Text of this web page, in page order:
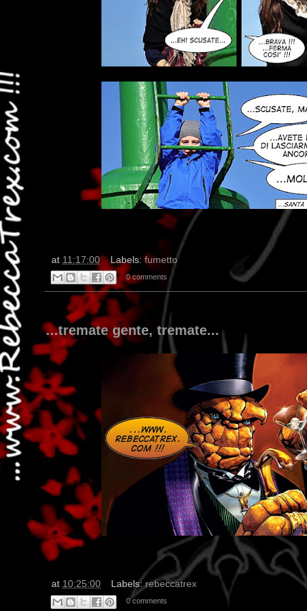
at 11:17:00 Labels:fumetto
0 comments
...tremate gente, tremate...
at 10:25:00 Labels:rebeccatrex
0 comments